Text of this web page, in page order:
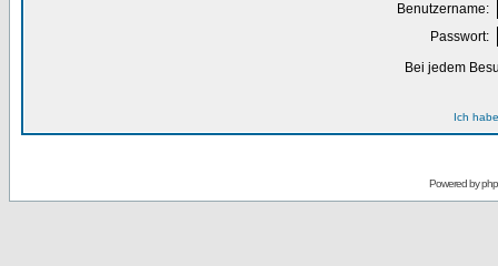
Benutzername:
Passwort:
Bei jedem
Ich
Powered by